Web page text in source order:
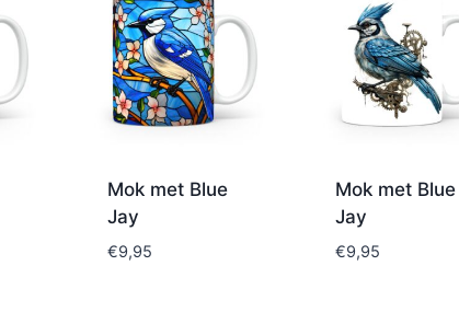
Mok met Blue
Jay
€9,95
Mok met Blue
Jay
€9,95